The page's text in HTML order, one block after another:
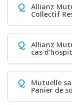
Q Allianz
Collectif
Q Allianz
cas
Q Mutuelle
Panier de